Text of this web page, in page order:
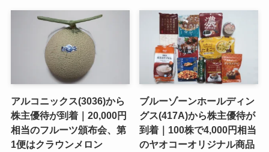
アルコニックス(3036)から
株主優待が到着｜20,000円
相当のフルーツ頒布会、第
1便はクラウンメロン
ブルーゾーンホールディン
グス(417A)から株主優待が
到着｜100株で4,000円相当
のヤオコーオリジナル商品